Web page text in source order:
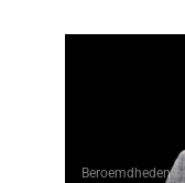
Beroemdheden